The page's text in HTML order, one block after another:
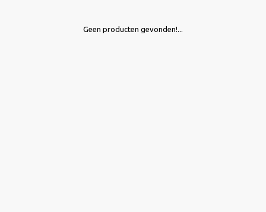
Geen producten gevonden!...